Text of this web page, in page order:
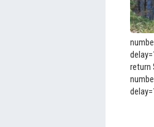
return